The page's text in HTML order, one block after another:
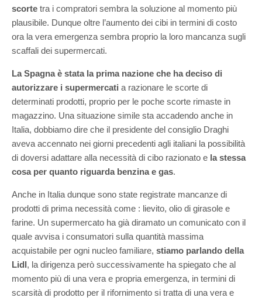
scorte tra i compratori sembra la soluzione al momento più
plausibile. Dunque oltre l’aumento dei cibi in termini di costo
ora la vera emergenza sembra proprio la loro mancanza sugli
scaffali dei supermercati.
La Spagna è stata la prima nazione che ha deciso di
autorizzare i supermercati a razionare le scorte di
determinati prodotti, proprio per le poche scorte rimaste in
magazzino. Una situazione simile sta accadendo anche in
Italia, dobbiamo dire che il presidente del consiglio Draghi
aveva accennato nei giorni precedenti agli italiani la possibilità
di doversi adattare alla necessità di cibo razionato e la stessa
cosa per quanto riguarda benzina e gas.
Anche in Italia dunque sono state registrate mancanze di
prodotti di prima necessità come : lievito, olio di girasole e
farine. Un supermercato ha già diramato un comunicato con il
quale avvisa i consumatori sulla quantità massima
acquistabile per ogni nucleo familiare, stiamo parlando della
Lidl, la dirigenza però successivamente ha spiegato che al
momento più di una vera e propria emergenza, in termini di
scarsità di prodotto per il rifornimento si tratta di una vera e